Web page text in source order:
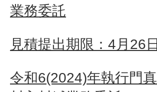
業務委託
見積提出期限：4月26
令和6(2024)年執行門